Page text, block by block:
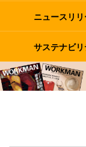
ニュースリリ
サステナビリ